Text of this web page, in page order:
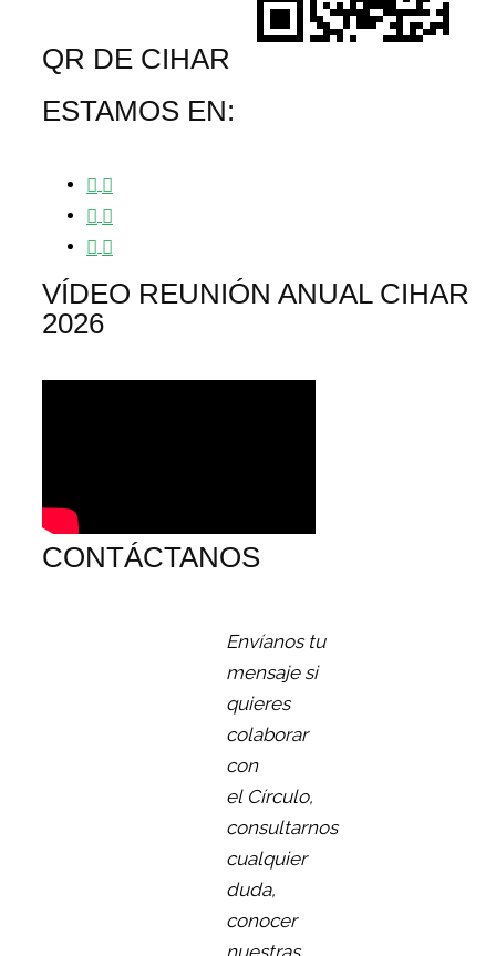
QR DE CIHAR
ESTAMOS EN:
VÍDEO REUNIÓN ANUAL CIHAR
2026
CONTÁCTANOS
Envíanos tu
mensaje si
quieres
colaborar
con
el Círculo,
consultarnos
cualquier
duda,
conocer